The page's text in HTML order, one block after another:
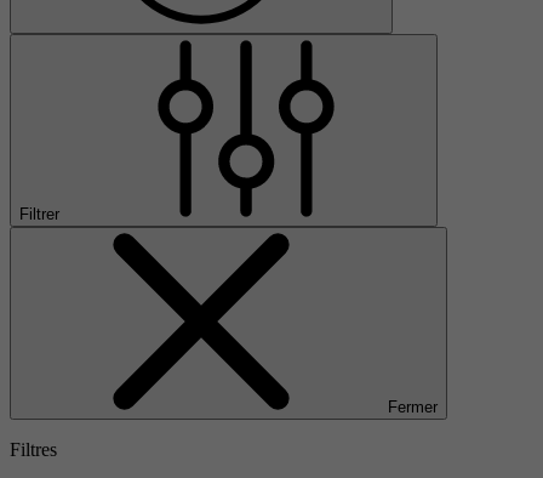
Filtrer
Fermer
Filtres